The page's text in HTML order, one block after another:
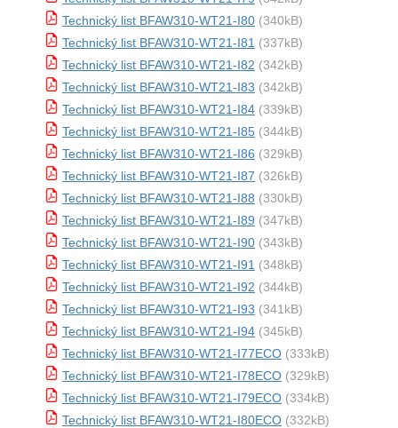
Technický list BFAW310-WT21-I80 (340kB)
Technický list BFAW310-WT21-I81 (337kB)
Technický list BFAW310-WT21-I82 (342kB)
Technický list BFAW310-WT21-I83 (342kB)
Technický list BFAW310-WT21-I84 (339kB)
Technický list BFAW310-WT21-I85 (344kB)
Technický list BFAW310-WT21-I86 (329kB)
Technický list BFAW310-WT21-I87 (326kB)
Technický list BFAW310-WT21-I88 (330kB)
Technický list BFAW310-WT21-I89 (347kB)
Technický list BFAW310-WT21-I90 (343kB)
Technický list BFAW310-WT21-I91 (348kB)
Technický list BFAW310-WT21-I92 (344kB)
Technický list BFAW310-WT21-I93 (341kB)
Technický list BFAW310-WT21-I94 (345kB)
Technický list BFAW310-WT21-I77ECO (333kB)
Technický list BFAW310-WT21-I78ECO (329kB)
Technický list BFAW310-WT21-I79ECO (334kB)
Technický list BFAW310-WT21-I80ECO (332kB)